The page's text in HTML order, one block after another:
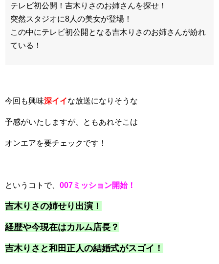
テレビ初公開！吉木りさのお姉さんを探せ！
突然スタジオに8人の美女が登場！
この中にテレビ初公開となる吉木りさのお姉さんが紛れ
ている！
今回も興味深イイな放送になりそうな
予感がいたしますが、ともあれそこは
オンエアを要チェックです！
というコトで、 007ミッション開始！
吉木りさの姉せり出演！
経歴や今現在はカルム店長？
吉木りさと和田正人の結婚式がスゴイ！